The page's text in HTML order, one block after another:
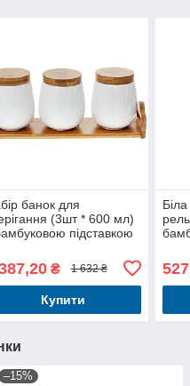
банок для
(3шт * 600 мл)
підставкою
₴ 1 632 ₴
Купити
–15%